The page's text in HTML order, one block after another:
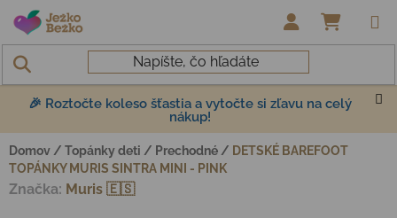
Prejsť na obsah
🎉 Roztočte koleso šťastia a vytočte si zľavu na celý
nákup!
Domov / Topánky deti / Prechodné / DETSKÉ BAREFOOT
TOPÁNKY MURIS SINTRA MINI - PINK
Značka: Muris 🇪🇸